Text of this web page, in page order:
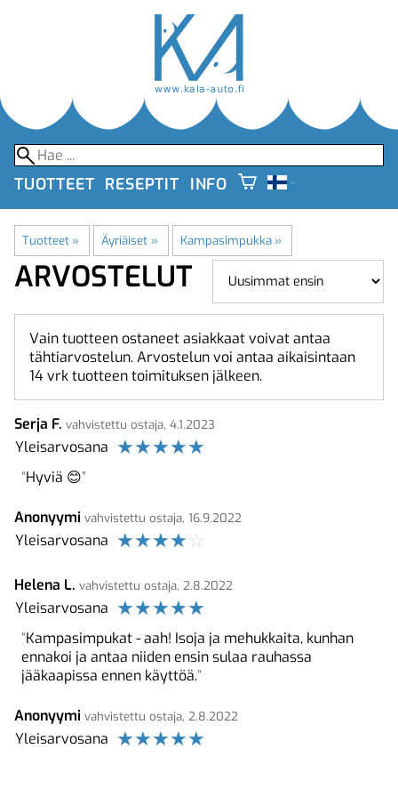
TUOTTEET RESEPTIT INFO
Tuotteet ‪» Äyriäiset ‪» Kampasimpukka ‪»
ARVOSTELUT
Vain tuotteen ostaneet asiakkaat voivat antaa
tähtiarvostelun. Arvostelun voi antaa aikaisintaan
14 vrk tuotteen toimituksen jälkeen.
Serja F. vahvistettu ostaja, 4.1.2023
Yleisarvosana ☆☆☆☆☆
Hyviä 😊
Anonyymi vahvistettu ostaja, 16.9.2022
Yleisarvosana ☆☆☆☆☆
Helena L. vahvistettu ostaja, 2.8.2022
Yleisarvosana ☆☆☆☆☆
Kampasimpukat - aah! Isoja ja mehukkaita, kunhan
ennakoi ja antaa niiden ensin sulaa rauhassa
jääkaapissa ennen käyttöä.
Anonyymi vahvistettu ostaja, 2.8.2022
Yleisarvosana ☆☆☆☆☆